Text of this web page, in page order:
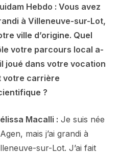
Hebdo : Vous avez
à Villeneuve-sur-Lot,
ville d’origine. Quel
votre parcours local a-
joué dans votre vocation
votre carrière
?
Macalli : Je suis née
mais j’ai grandi à
sur-Lot. J’ai fait